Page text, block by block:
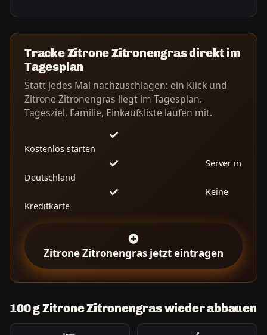
Tracke Zitrone Zitronengras direkt im
Tagesplan
Statt jedes Mal nachzuschlagen: ein Klick und
Zitrone Zitronengras liegt im Tagesplan.
Tagesziel, Familie, Einkaufsliste laufen mit.
Kostenlos starten
Server in
Deutschland
Keine
Kreditkarte
Zitrone Zitronengras jetzt eintragen
100 g Zitrone Zitronengras wieder abbauen